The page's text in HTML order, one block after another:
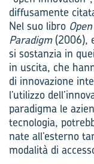
diffusamente
Nel suo libro
Paradigm(2006),
si sostanzia in
in uscita, che
di innovazione
l’utilizzo
paradigma le
tecnologia,
nate all’esterno
modalità di